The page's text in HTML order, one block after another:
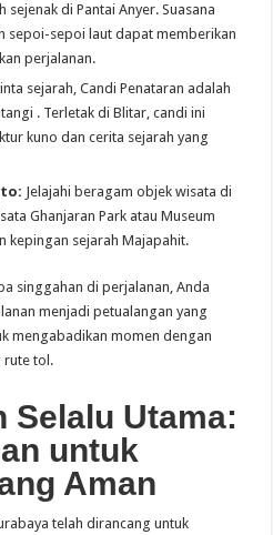
di Pantai Anyer. Suasana
sepoi-sepoi laut dapat memberikan
perjalanan.
sejarah, Candi Penataran adalah
. Terletak di Blitar, candi ini
kuno dan cerita sejarah yang
Jelajahi beragam objek wisata di
Ghanjaran Park atau Museum
kepingan sejarah Majapahit.
singgahan di perjalanan, Anda
menjadi petualangan yang
mengabadikan momen dengan
rute tol.
Selalu Utama:
untuk
Aman
telah dirancang untuk